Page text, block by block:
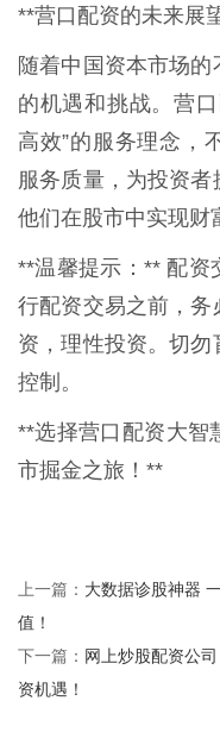
**营口配资的未来展
随着中国资本市场
的机遇和挑战。营
高效”的服务理念，
服务质量，为投资
他们在股市中实现财
**温馨提示：** 配资
行配资交易之前，
资，理性投资。切
控制。
**选择营口配资大智
市掘金之旅！**
上一篇： 大数据诊股神器
值！
下一篇： 网上炒股配资公
资机遇！